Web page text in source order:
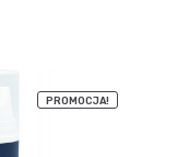
PROMOCJA!